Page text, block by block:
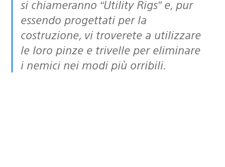
si chiameranno “Utility Rigs” e, pur
essendo progettati per la
costruzione, vi troverete a utilizzare
le loro pinze e trivelle per eliminare
i nemici nei modi più orribili.